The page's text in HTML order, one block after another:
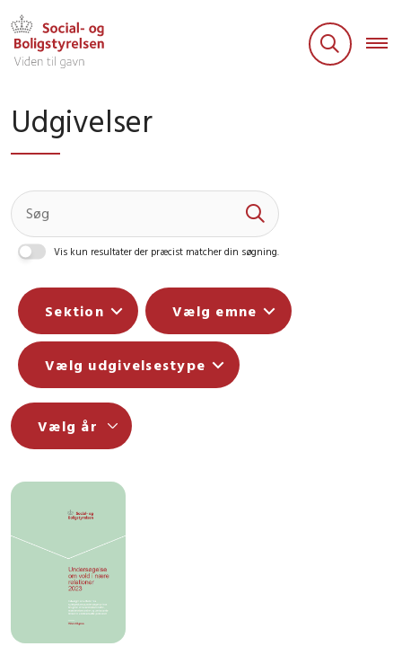
Udgivelser
Vis kun resultater der præcist matcher din søgning.
Sektion Vælg emne
Vælg udgivelsestype